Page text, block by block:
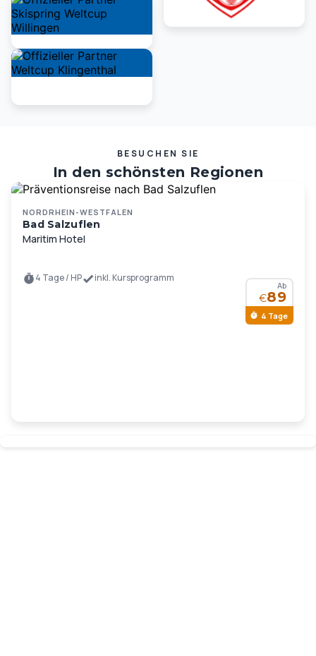
BESUCHEN SIE
In den schönsten Regionen
Deutschlands und Europas …
Ab
€89
4 Tage
NORDRHEIN-WESTFALEN
Bad Salzuflen
Maritim Hotel
4 Tage / HP inkl. Kursprogramm